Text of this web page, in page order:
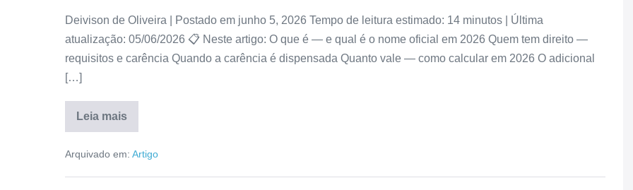
Deivison de Oliveira | Postado em junho 5, 2026 Tempo de leitura estimado: 14 minutos | Última
atualização: 05/06/2026 📋 Neste artigo: O que é — e qual é o nome oficial em 2026 Quem tem direito —
requisitos e carência Quando a carência é dispensada Quanto vale — como calcular em 2026 O adicional
[…]
Leia mais
Arquivado em: Artigo